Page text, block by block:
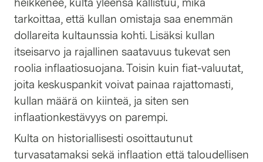
heikkenee, kulta yleensä kallistuu, mikä
tarkoittaa, että kullan omistaja saa enemmän
dollareita kultaunssia kohti. Lisäksi kullan
itseisarvo ja rajallinen saatavuus tukevat sen
roolia inflaatiosuojana. Toisin kuin fiat-valuutat,
joita keskuspankit voivat painaa rajattomasti,
kullan määrä on kiinteä, ja siten sen
inflaationkestävyys on parempi.
Kulta on historiallisesti osoittautunut
turvasatamaksi sekä inflaation että taloudellisen